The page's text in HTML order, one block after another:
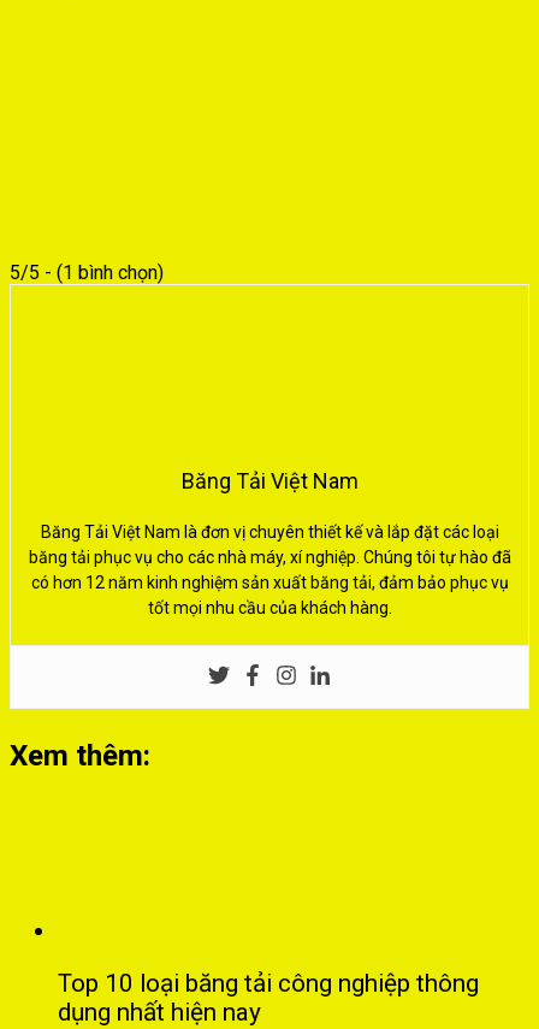
5/5 - (1 bình chọn)
Băng Tải Việt Nam
Băng Tải Việt Nam là đơn vị chuyên thiết kế và lắp đặt các loại
băng tải phục vụ cho các nhà máy, xí nghiệp. Chúng tôi tự hào đã
có hơn 12 năm kinh nghiệm sản xuất băng tải, đảm bảo phục vụ
tốt mọi nhu cầu của khách hàng.
Xem thêm:
Top 10 loại băng tải công nghiệp thông
dụng nhất hiện nay